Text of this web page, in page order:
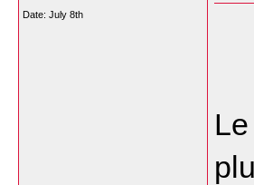
Date: July 8th